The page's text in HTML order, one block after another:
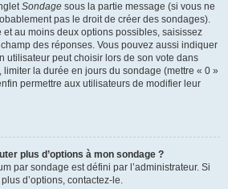
Sondage sous la partie message (si vous ne
pas le droit de créer des sondages).
au moins deux options possibles, saisissez
des réponses. Vous pouvez aussi indiquer
utilisateur peut choisir lors de son vote dans
limiter la durée en jours du sondage (mettre « 0 »
permettre aux utilisateurs de modifier leur
plus d’options à mon sondage ?
par sondage est défini par l’administrateur. Si
d’options, contactez-le.